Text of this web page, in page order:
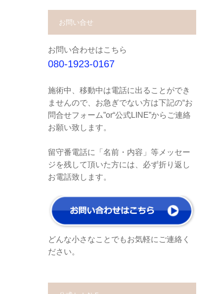
お問い合せ
お問い合わせはこちら
080-1923-0167
施術中、移動中は電話に出ることができ
ませんので、お急ぎでない方は下記の“お
問合せフォーム”or“公式LINE”からご連絡
お願い致します。
留守番電話に「名前・内容」等メッセー
ジを残して頂いた方には、必ず折り返し
お電話致します。
どんな小さなことでもお気軽にご連絡く
ださい。